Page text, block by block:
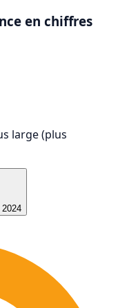
en chiffres
large (plus
2024